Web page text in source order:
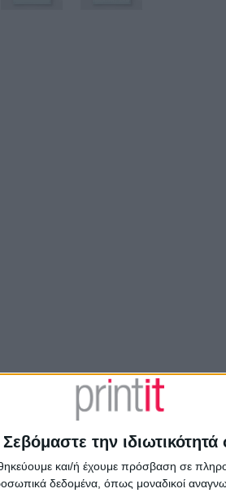
Σεβόμαστε την ιδιωτικότητά
και/ή έχουμε πρόσβαση σε
δεδομένα, όπως μοναδικοί